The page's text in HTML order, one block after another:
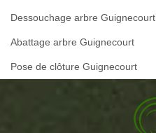
Dessouchage arbre Guignecourt
Abattage arbre Guignecourt
Pose de clôture Guignecourt